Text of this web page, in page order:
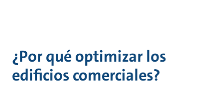
¿Por qué optimizar los
edificios comerciales?